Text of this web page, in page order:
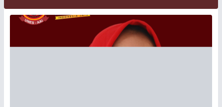
Malaysia pada tanggal 15 november 2025
admin |
26 Nov 2025